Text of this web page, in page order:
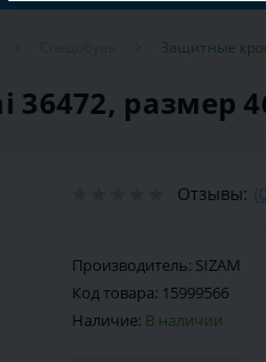
Защитные
размер
Отзывы:
Производитель: SIZAM
Код товара: 15999566
Наличие: В наличии